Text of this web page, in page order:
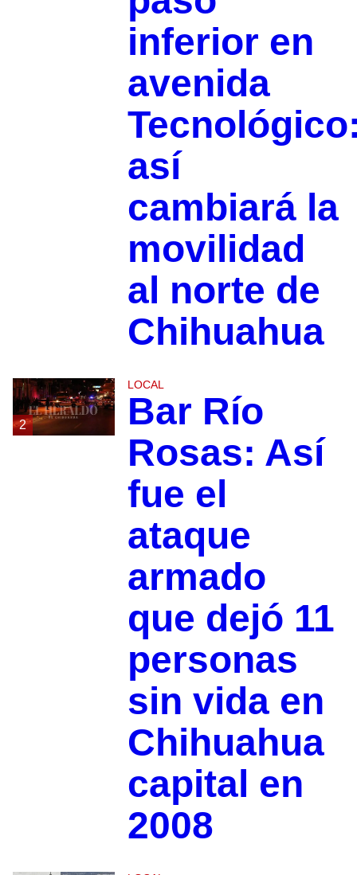
inferior en
avenida
así
cambiará la
movilidad
al norte de
Chihuahua
2
LOCAL
Bar Río
Rosas: Así
fue el
ataque
armado
que dejó 11
personas
sin vida en
Chihuahua
capital en
2008